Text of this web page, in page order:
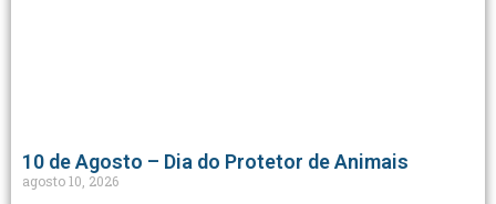
10 de Agosto – Dia do Protetor de Animais
agosto 10, 2026